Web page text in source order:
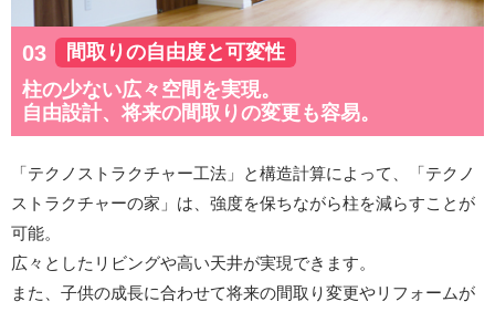
間取りの自由度と可変性
柱の少ない広々空間を実現。
自由設計、将来の間取りの変更も容易。
「テクノストラクチャー工法」と構造計算によって、「テクノ
ストラクチャーの家」は、強度を保ちながら柱を減らすことが
可能。
広々としたリビングや高い天井が実現できます。
また、子供の成長に合わせて将来の間取り変更やリフォームが